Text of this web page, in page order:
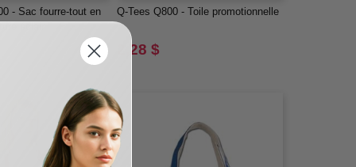
- Sac fourre-tout en
Q-Tees Q800 - Toile promotionnelle
2,28 $